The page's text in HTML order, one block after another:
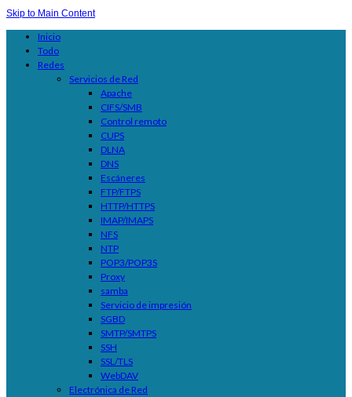
Skip to Main Content
Inicio
Todo
Redes
Servicios de Red
Apache
CIFS/SMB
Control remoto
CUPS
DLNA
DNS
Escáneres
FTP/FTPS
HTTP/HTTPS
IMAP/IMAPS
NFS
NTP
POP3/POP3S
Proxy
samba
Servicio de impresión
SGBD
SMTP/SMTPS
SSH
SSL/TLS
WebDAV
Electrónica de Red